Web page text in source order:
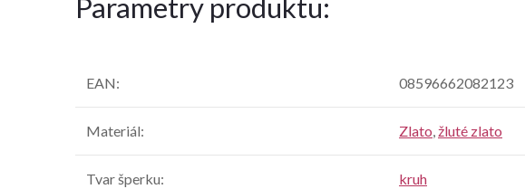
Parametry produktu:
EAN: 08596662082123
Materiál: Zlato,žluté zlato
Tvar šperku: kruh